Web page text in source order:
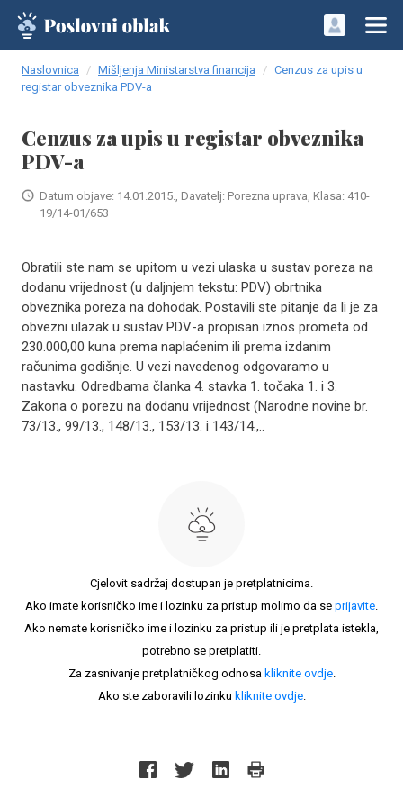
Naslovnica Mišljenja Ministarstva financija
Cenzus za upis u
registar obveznika PDV-a
Cenzus za upis u registar obveznika
PDV-a
Datum objave: 14.01.2015., Davatelj: Porezna uprava, Klasa: 410-
19/14-01/653
Obratili ste nam se upitom u vezi ulaska u sustav poreza na
dodanu vrijednost (u daljnjem tekstu: PDV) obrtnika
obveznika poreza na dohodak. Postavili ste pitanje da li je za
obvezni ulazak u sustav PDV-a propisan iznos prometa od
230.000,00 kuna prema naplaćenim ili prema izdanim
računima godišnje. U vezi navedenog odgovaramo u
nastavku. Odredbama članka 4. stavka 1. točaka 1. i 3.
Zakona o porezu na dodanu vrijednost (Narodne novine br.
73/13., 99/13., 148/13., 153/13. i 143/14.,..
Cjelovit sadržaj dostupan je pretplatnicima.
Ako imate korisničko ime i lozinku za pristup molimo da se prijavite.
Ako nemate korisničko ime i lozinku za pristup ili je pretplata istekla,
potrebno se pretplatiti.
Za zasnivanje pretplatničkog odnosa kliknite ovdje.
Ako ste zaboravili lozinku kliknite ovdje.